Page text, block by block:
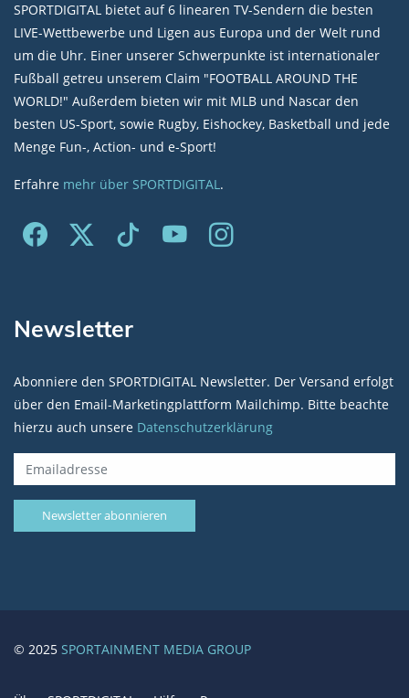
SPORTDIGITAL bietet auf 6 linearen TV-Sendern die besten
LIVE-Wettbewerbe und Ligen aus Europa und der Welt rund
um die Uhr. Einer unserer Schwerpunkte ist internationaler
Fußball getreu unserem Claim "FOOTBALL AROUND THE
WORLD!" Außerdem bieten wir mit MLB und Nascar den
besten US-Sport, sowie Rugby, Eishockey, Basketball und jede
Menge Fun-, Action- und e-Sport!
Erfahre mehr über SPORTDIGITAL.
Newsletter
Abonniere den SPORTDIGITAL Newsletter. Der Versand erfolgt
über den Email-Marketingplattform Mailchimp. Bitte beachte
hierzu auch unsere Datenschutzerklärung
© 2025 SPORTAINMENT MEDIA GROUP